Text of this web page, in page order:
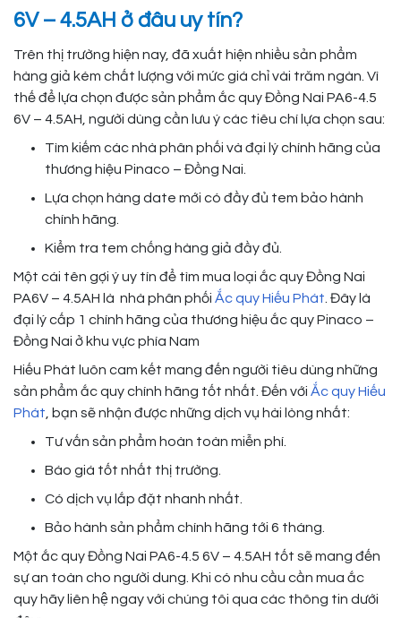
6V – 4.5AH ở đâu uy tín?
Trên thị trường hiện nay, đã xuất hiện nhiều sản phẩm
hàng giả kém chất lượng với mức giá chỉ vài trăm ngàn. Vì
thế để lựa chọn được sản phẩm ắc quy Đồng Nai PA6-4.5
6V – 4.5AH, người dùng cần lưu ý các tiêu chí lựa chọn sau:
Tìm kiếm các nhà phân phối và đại lý chính hãng của
thương hiệu Pinaco – Đồng Nai.
Lựa chọn hàng date mới có đầy đủ tem bảo hành
chính hãng.
Kiểm tra tem chống hàng giả đầy đủ.
Một cái tên gợi ý uy tín để tìm mua loại ắc quy Đồng Nai
PA6V – 4.5AH là nhà phân phối Ắc quy Hiếu Phát . Đây là
đại lý cấp 1 chính hãng của thương hiệu ắc quy Pinaco –
Đồng Nai ở khu vực phía Nam
Hiếu Phát luôn cam kết mang đến người tiêu dùng những
sản phẩm ắc quy chính hãng tốt nhất. Đến với Ắc quy Hiếu
Phát , bạn sẽ nhận được những dịch vụ hài lòng nhất:
Tư vấn sản phẩm hoàn toàn miễn phí.
Báo giá tốt nhất thị trường.
Có dịch vụ lắp đặt nhanh nhất.
Bảo hành sản phẩm chính hãng tới 6 tháng.
Một ắc quy Đồng Nai PA6-4.5 6V – 4.5AH tốt sẽ mang đến
sự an toàn cho người dung. Khi có nhu cầu cần mua ắc
quy hãy liên hệ ngay với chúng tôi qua các thông tin dưới